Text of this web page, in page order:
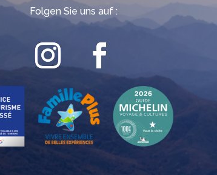
Folgen Sie uns auf :